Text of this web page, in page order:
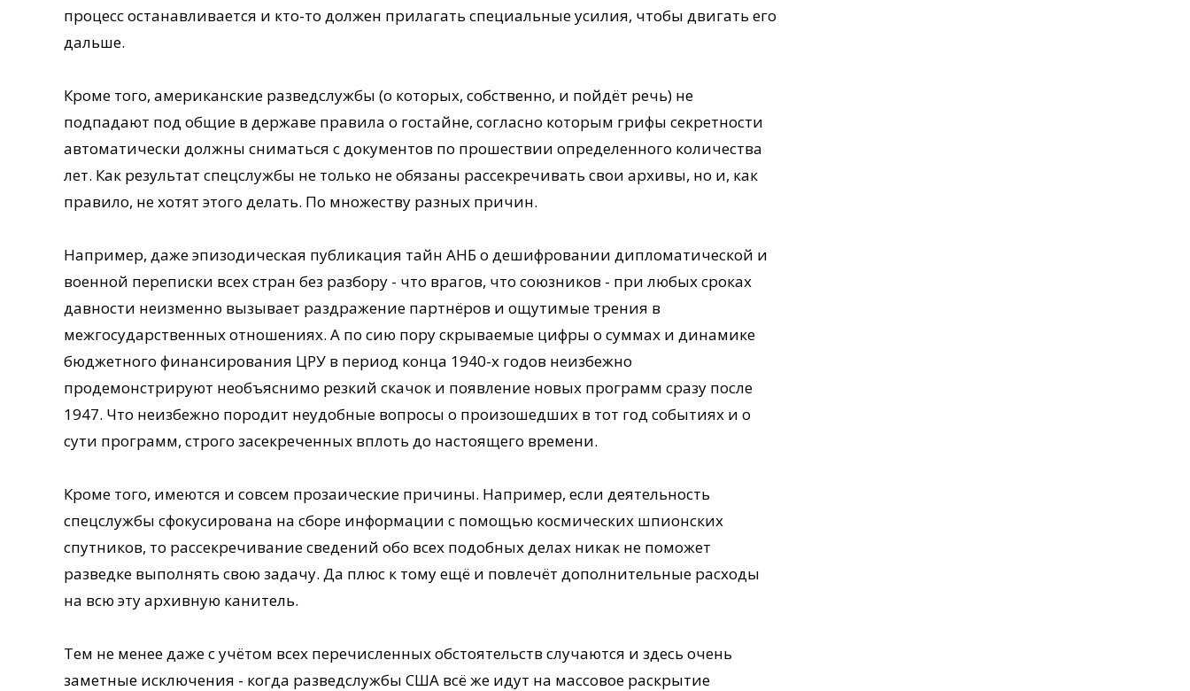
процесс останавливается и кто-то должен прилагать специальные усилия, чтобы двигать его
дальше.
Кроме того, американские разведслужбы (о которых, собственно, и пойдёт речь) не
подпадают под общие в державе правила о гостайне, согласно которым грифы секретности
автоматически должны сниматься с документов по прошествии определенного количества
лет. Как результат спецслужбы не только не обязаны рассекречивать свои архивы, но и, как
правило, не хотят этого делать. По множеству разных причин.
Например, даже эпизодическая публикация тайн АНБ о дешифровании дипломатической и
военной переписки всех стран без разбору - что врагов, что союзников - при любых сроках
давности неизменно вызывает раздражение партнёров и ощутимые трения в
межгосударственных отношениях. А по сию пору скрываемые цифры о суммах и динамике
бюджетного финансирования ЦРУ в период конца 1940-х годов неизбежно
продемонстрируют необъяснимо резкий скачок и появление новых программ сразу после
1947. Что неизбежно породит неудобные вопросы о произошедших в тот год событиях и о
сути программ, строго засекреченных вплоть до настоящего времени.
Кроме того, имеются и совсем прозаические причины. Например, если деятельность
спецслужбы сфокусирована на сборе информации с помощью космических шпионских
спутников, то рассекречивание сведений обо всех подобных делах никак не поможет
разведке выполнять свою задачу. Да плюс к тому ещё и повлечёт дополнительные расходы
на всю эту архивную канитель.
Тем не менее даже с учётом всех перечисленных обстоятельств случаются и здесь очень
заметные исключения - когда разведслужбы США всё же идут на массовое раскрытие